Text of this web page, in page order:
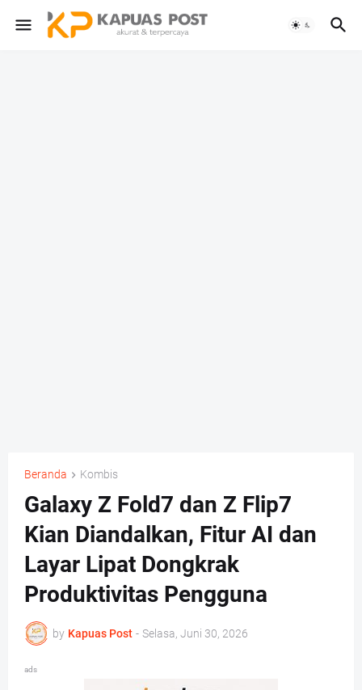
Beranda Kombis
Galaxy Z Fold7 dan Z Flip7
Kian Diandalkan, Fitur AI dan
Layar Lipat Dongkrak
Produktivitas Pengguna
by Kapuas Post - Selasa, Juni 30, 2026
ads